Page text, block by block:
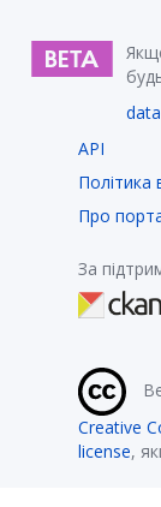
API
Політика
Про
За
Creative
license,